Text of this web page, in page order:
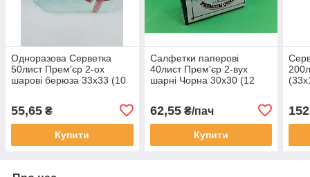
Одноразова Серветка
50лист Прем'єр 2-ох
шарові берюза 33х33 (10
55,65 ₴
Купити
Cалфетки паперові
40лист Прем'єр 2-вух
шарні Чорна 30х30 (12
62,55₴/пач
Купити